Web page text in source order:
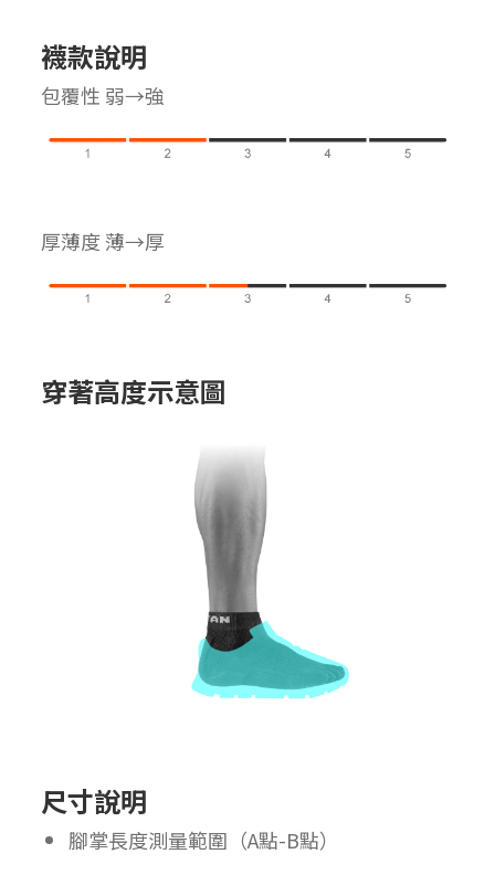
襪款說明
包覆性 弱→強
厚薄度 薄→厚
穿著高度示意圖
尺寸說明
腳掌長度測量範圍（A點-B點）